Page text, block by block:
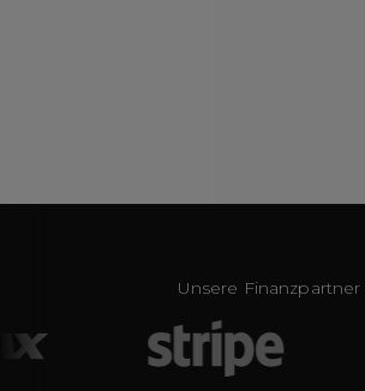
Unsere Finanzpartner